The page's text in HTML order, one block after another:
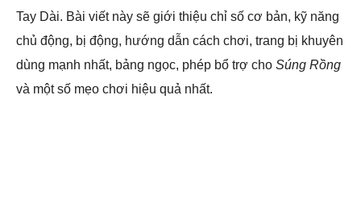
Tay Dài. Bài viết này sẽ giới thiệu chỉ số cơ bản, kỹ năng
chủ động, bị động, hướng dẫn cách chơi, trang bị khuyên
dùng mạnh nhất, bảng ngọc, phép bổ trợ cho Súng Rồng
và một số mẹo chơi hiệu quả nhất.